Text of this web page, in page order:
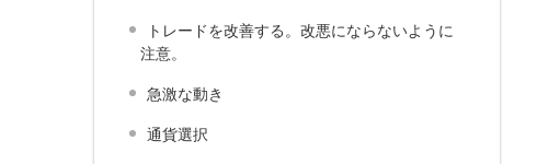
トレードを改善する。改悪にならないように
注意。
急激な動き
通貨選択